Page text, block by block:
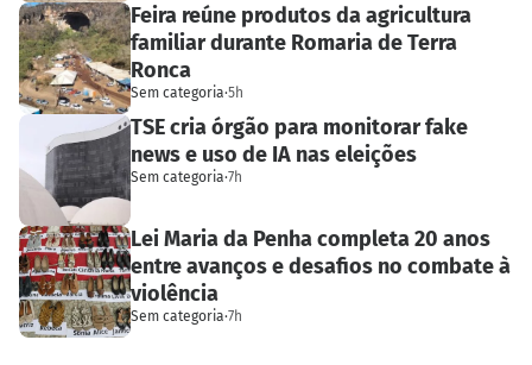
Feira reúne produtos da agricultura
familiar durante Romaria de Terra
Ronca
Sem categoria·5h
TSE cria órgão para monitorar fake
news e uso de IA nas eleições
Sem categoria·7h
Lei Maria da Penha completa 20 anos
entre avanços e desafios no combate à
violência
Sem categoria·7h